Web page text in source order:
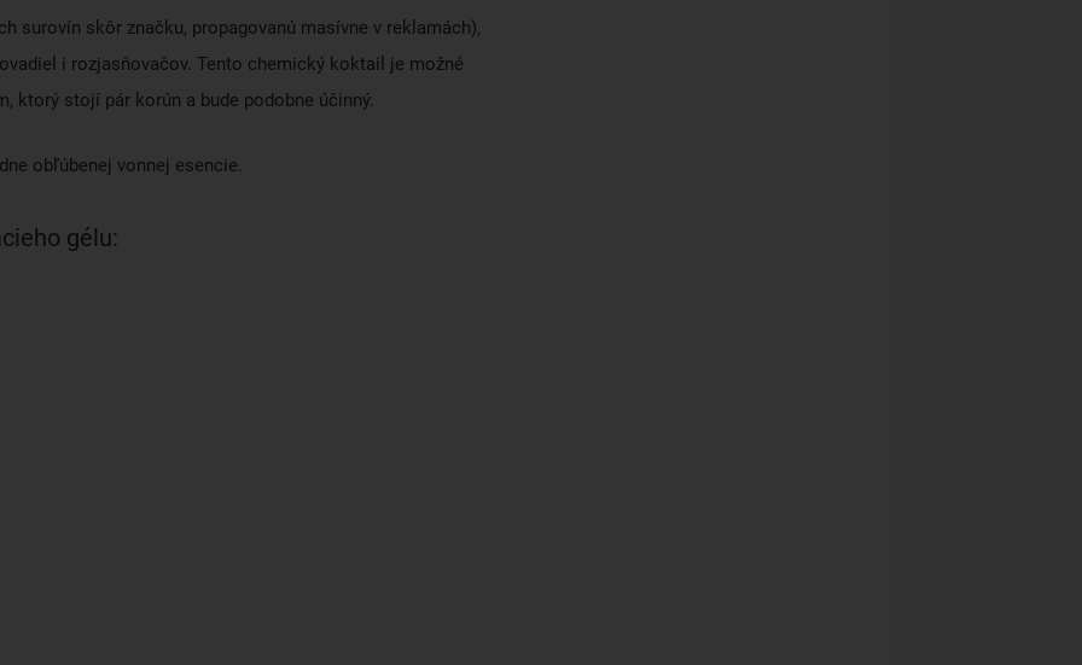
surovín skôr značku, propagovanú masívne v reklamách),
i rozjasňovačov. Tento chemický koktail je možné
ktorý stojí pár korún a bude podobne účinný.
obľúbenej vonnej esencie.
gélu: